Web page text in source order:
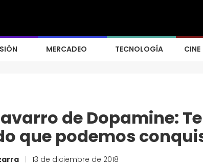
MERCADEO TECNOLOGÍA CINE
de Dopamine:
que podemos
13 de diciembre de 2018